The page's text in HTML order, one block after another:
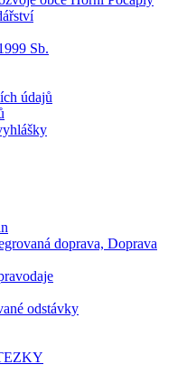
Sb.
údajů
doprava, Doprava
odstávky